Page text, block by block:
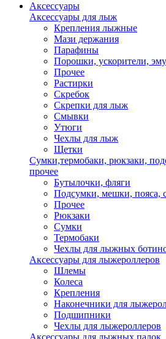
Аксессуары
Аксессуары для лыж
Крепления лыжные
Мази держания
Парафины
Порошки, ускорители,
Прочее
Растирки
Скребок
Скрепки для лыж
Смывки
Утюги
Чехлы для лыж
Щетки
Сумки,термобаки, рюкзаки,
прочее
Бутылочки, фляги
Подсумки, мешки, пояса,
Прочее
Рюкзаки
Сумки
Термобаки
Чехлы для лыжных
Аксессуары для лыжероллеров
Шлемы
Колеса
Крепления
Наконечники для
Подшипники
Чехлы для лыжероллеров
Аксессуары для лыжных палок